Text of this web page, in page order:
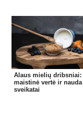
Alaus mielių dribsniai:
maistinė vertė ir nauda
sveikatai